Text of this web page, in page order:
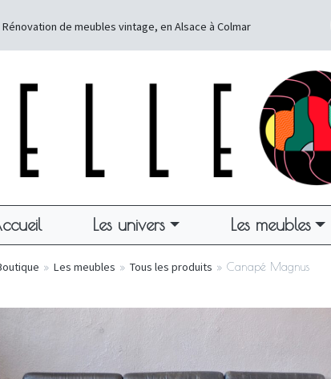
Rénovation de meubles vintage, en Alsace à Colmar
Les univers Les meubles
» Les meubles » Tous les produits » Canapé Magnus